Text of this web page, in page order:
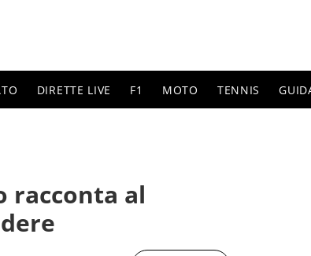
DIRETTE LIVE F1 MOTO TENNIS
racconta al